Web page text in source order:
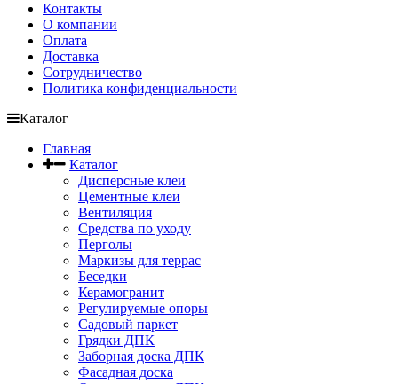
Контакты
О компании
Оплата
Доставка
Сотрудничество
Политика конфиденциальности
Каталог
Главная
Каталог
Дисперсные клеи
Цементные клеи
Вентиляция
Средства по уходу
Перголы
Маркизы для террас
Беседки
Керамогранит
Регулируемые опоры
Садовый паркет
Грядки ДПК
Заборная доска ДПК
Фасадная доска